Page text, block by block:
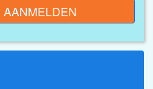
AANMELDEN